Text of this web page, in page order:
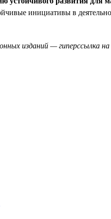
инициативы в
изданий — гиперссылка